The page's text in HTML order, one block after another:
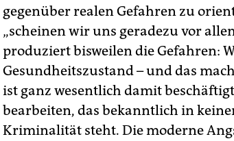
gegenüber realen Gefahren zu
„scheinen wir uns geradezu vor
produziert bisweilen die Gefahren:
Gesundheitszustand – und das
ist ganz wesentlich damit
bearbeiten, das bekanntlich in
Kriminalität steht. Die moderne